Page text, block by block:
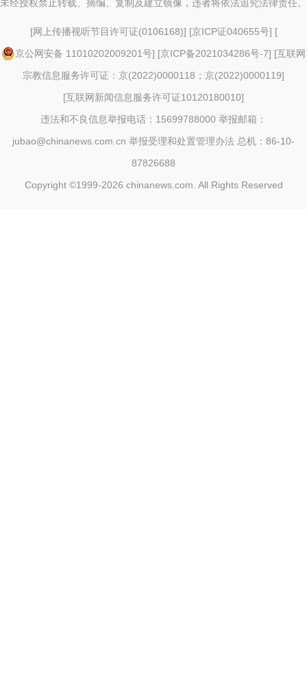
未经授权禁止转载、摘编、复制及建立镜像，违者将依法追究法律责任。
[网上传播视听节目许可证(0106168)] [京ICP证040655号] [
京公网安备 11010202009201号] [京ICP备2021034286号-7] [互联网
宗教信息服务许可证：京(2022)0000118；京(2022)0000119]
[互联网新闻信息服务许可证10120180010]
违法和不良信息举报电话：15699788000 举报邮箱：
jubao@chinanews.com.cn 举报受理和处置管理办法 总机：86-10-
87826688
Copyright ©1999-2026 chinanews.com. All Rights Reserved